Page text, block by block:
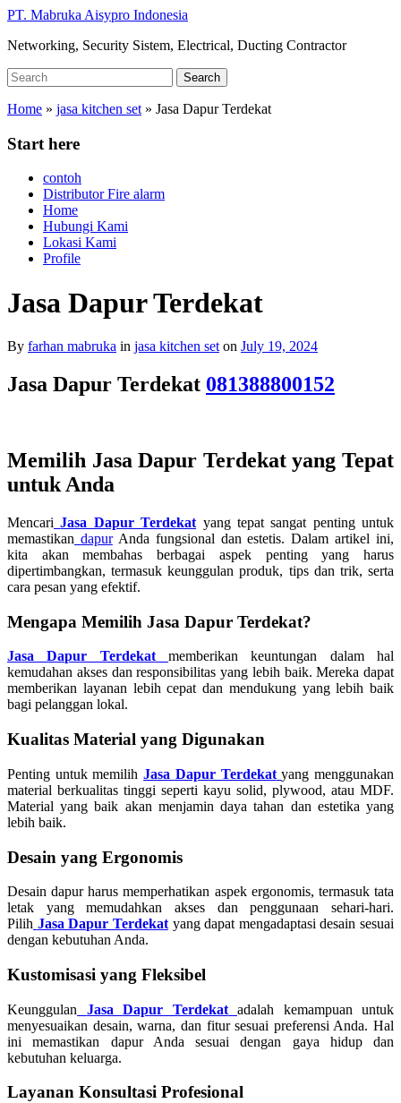
Skip
main
PT. Mabruka Aisypro Indonesia
Networking, Security Sistem, Electrical, Ducting Contractor
Search
for:
Search
Home » jasa kitchen set » Jasa Dapur Terdekat
Start here
contoh
Distributor Fire alarm
Home
Hubungi Kami
Lokasi Kami
Profile
Jasa Dapur Terdekat
By farhan mabruka in jasa kitchen set on July 19, 2024
Jasa Dapur Terdekat 081388800152
Memilih Jasa Dapur Terdekat yang Tepat
untuk Anda
Mencari Jasa Dapur Terdekat yang tepat sangat penting untuk
memastikan dapurAnda fungsional dan estetis. Dalam artikel ini,
kita akan membahas berbagai aspek penting yang harus
dipertimbangkan, termasuk keunggulan produk, tips dan trik, serta
cara pesan yang efektif.
Mengapa Memilih Jasa Dapur Terdekat?
Jasa Dapur Terdekat
memberikan keuntungan dalam hal
kemudahan akses dan responsibilitas yang lebih baik. Mereka dapat
memberikan layanan lebih cepat dan mendukung yang lebih baik
bagi pelanggan lokal.
Kualitas Material yang Digunakan
Penting untuk memilihJasa Dapur Terdekat yang menggunakan
material berkualitas tinggi seperti kayu solid, plywood, atau MDF.
Material yang baik akan menjamin daya tahan dan estetika yang
lebih baik.
Desain yang Ergonomis
Desain dapur harus memperhatikan aspek ergonomis, termasuk tata
letak yang memudahkan akses dan penggunaan sehari-hari.
Pilih Jasa Dapur Terdekatyang dapat mengadaptasi desain sesuai
dengan kebutuhan Anda.
Kustomisasi yang Fleksibel
Keunggulan Jasa Dapur Terdekat
adalah kemampuan untuk
menyesuaikan desain, warna, dan fitur sesuai preferensi Anda. Hal
ini memastikan dapur Anda sesuai dengan gaya hidup dan
kebutuhan keluarga.
Layanan Konsultasi Profesional